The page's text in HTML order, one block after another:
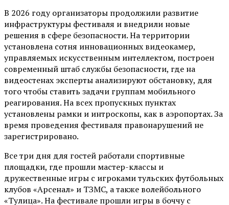
В 2026 году организаторы продолжили развитие
инфраструктуры фестиваля и внедрили новые
решения в сфере безопасности. На территории
установлена сотня инновационных видеокамер,
управляемых искусственным интеллектом, построен
современный штаб службы безопасности, где на
видеостенах эксперты анализируют обстановку, для
того чтобы ставить задачи группам мобильного
реагирования. На всех пропускных пунктах
установлены рамки и интроскопы, как в аэропортах. За
время проведения фестиваля правонарушений не
зарегистрировано.
Все три дня для гостей работали спортивные
площадки, где прошли мастер-классы и
дружественные игры с игроками тульских футбольных
клубов «Арсенал» и ТЗМС, а также волейбольного
«Тулица». На фестивале прошли игры в боччу с